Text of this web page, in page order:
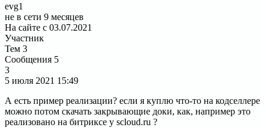
evg1
не в сети 9 месяцев
На сайте с 03.07.2021
Участник
Тем 3
Сообщения 5
3
5 июля 2021 15:49
А есть пример реализации? если я куплю что-то на кодселлере
можно потом скачать закрывающие доки, как, например это
реализовано на битриксе у scloud.ru ?